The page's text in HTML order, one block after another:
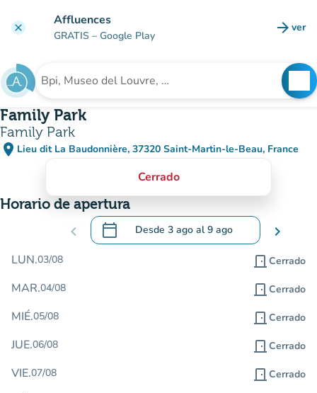
clear Affluences
GRATIS – Google Play arrow_forward ver
Buscar un establecimiento
Family Park
Family Park
place Lieu dit La Baudonnière, 37320 Saint-Martin-le-Beau, France
(abrir en Google Maps)
(nueva pestaña)
Cerrado
Horario de apertura
chevron_left calendar_today Desde 3 ago al9 ago
.Abra el calendario para cambiar las
chevron_right
LUN.03/08 door_front Cerrado
MAR.04/08 door_front Cerrado
MIÉ.05/08 door_front Cerrado
JUE.06/08 door_front Cerrado
VIE.07/08 door_front Cerrado